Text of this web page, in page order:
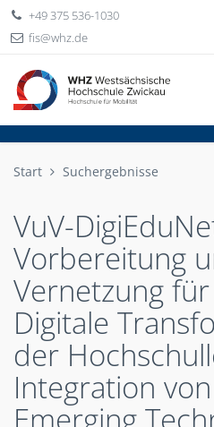
+49 375 536-1030
fis
whzde
Start Suchergebnisse
VuV-
Vorbereitung
Vernetzung
Digitale
der
Integration